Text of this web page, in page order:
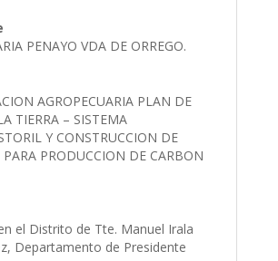
PENAYO VDA DE ORREGO.
AGROPECUARIA PLAN DE
TIERRA – SISTEMA
Y CONSTRUCCION DE
PARA PRODUCCION DE CARBON
el Distrito de Tte. Manuel Irala
Departamento de Presidente